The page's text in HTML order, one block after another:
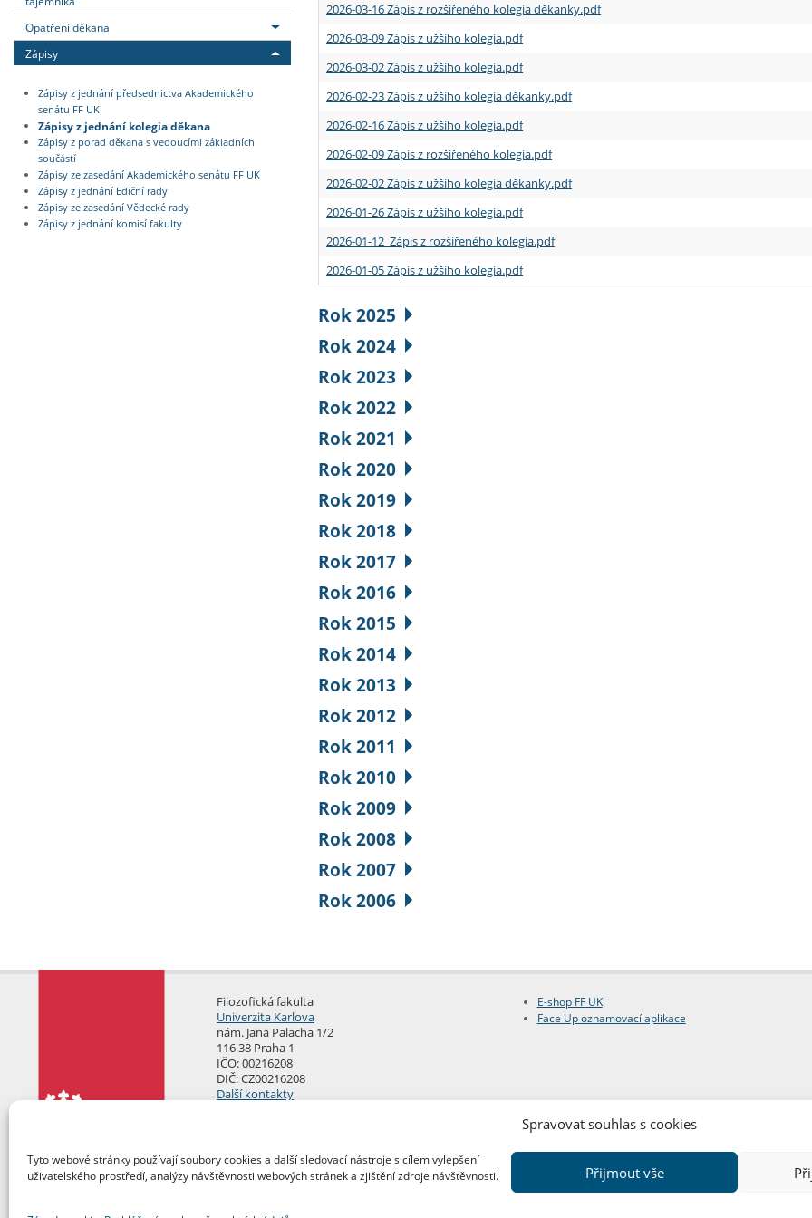
Spravovat souhlas s cookies
Tyto webové stránky používají soubory cookies a další sledovací nástroje s cílem vylepšení
uživatelského prostředí, analýzy návštěvnosti webových stránek a zjištění zdroje návštěvnosti.
Přijmout vše
Opatření děkana
Zápisy
Zápisy z jednání předsednictva Akademického
senátu FF UK
Zápisy z jednání kolegia děkana
Zápisy z porad děkana s vedoucími základních
součástí
Zápisy ze zasedání Akademického senátu FF UK
Zápisy z jednání Ediční rady
Zápisy ze zasedání Vědecké rady
Zápisy z jednání komisí fakulty
2026-03-16 Zápis z rozšířeného kolegia děkanky.pdf
2026-03-09 Zápis z užšího kolegia.pdf
2026-03-02 Zápis z užšího kolegia.pdf
2026-02-23 Zápis z užšího kolegia děkanky.pdf
2026-02-16 Zápis z užšího kolegia.pdf
2026-02-09 Zápis z rozšířeného kolegia.pdf
2026-02-02 Zápis z užšího kolegia děkanky.pdf
2026-01-26 Zápis z užšího kolegia.pdf
2026-01-12 Zápis z rozšířeného kolegia.pdf
2026-01-05 Zápis z užšího kolegia.pdf
Rok 2025
Rok 2024
Rok 2023
Rok 2022
Rok 2021
Rok 2020
Rok 2019
Rok 2018
Rok 2017
Rok 2016
Rok 2015
Rok 2014
Rok 2013
Rok 2012
Rok 2011
Rok 2010
Rok 2009
Rok 2008
Rok 2007
Rok 2006
Filozofická fakulta
Univerzita Karlova
nám. Jana Palacha 1/2
116 38 Praha 1
IČO: 00216208
DIČ: CZ00216208
Další kontakty
E-shop FF UK
Face Up oznamovací aplikace